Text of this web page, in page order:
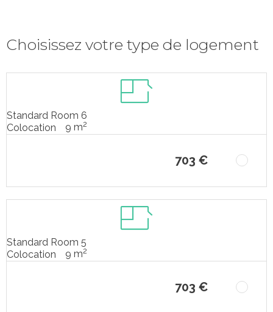
Choisissez votre type de logement
Standard Room 6
Colocation
9 m2
703 €
Standard Room 5
Colocation
9 m2
703 €